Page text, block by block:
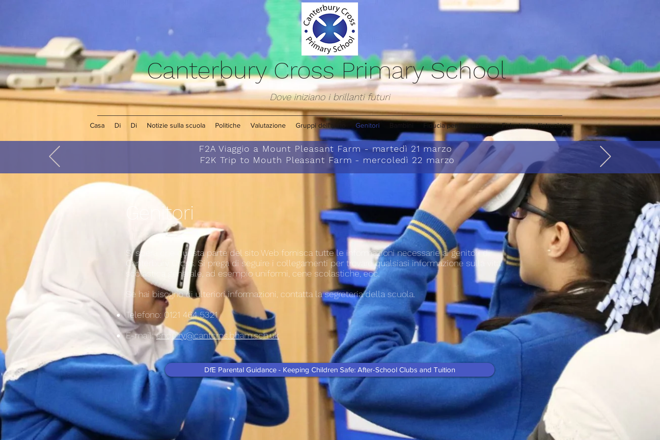
Canterbury Cross Primary School
Dove iniziano i brillanti futuri
Casa Di Di Notizie sulla scuola Politiche Valutazione Gruppi dell'anno Genitori Fiducia per l'istruzione Fiducia per l'istruzione
Genitori
Si spera che questa parte del sito Web fornisca tutte le informazioni necessarie ai genitori di
Canterbury Cross. Si prega di seguire i collegamenti per trovare qualsiasi informazione sulla vita
scolastica generale, ad esempio uniformi, cene scolastiche, ecc.
Se hai bisogno di ulteriori informazioni, contatta la segreteria della scuola.
Telefono: 0121 464 5321
E-mail:enquiry@cantcros.bham.sch.uk
DfE Parental Guidance - Keeping Children Safe: After-School Clubs and Tuition
F2A Viaggio a Mount Pleasant Farm - martedì 21 marzo
F2K Trip to Mouth Pleasant Farm - mercoledì 22 marzo